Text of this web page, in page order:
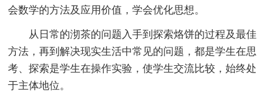
会数学的方法及应用价值，学会优化思想。
从日常的沏茶的问题入手到探索烙饼的过程及最佳
方法，再到解决现实生活中常见的问题，都是学生在思
考、探索是学生在操作实验，使学生交流比较，始终处
于主体地位。